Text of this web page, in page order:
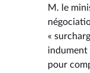
M. le
«
indument
pour